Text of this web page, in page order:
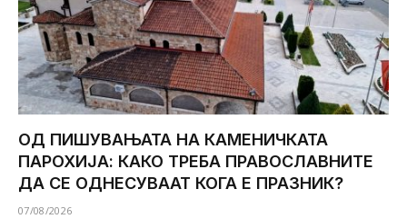
ОД ПИШУВАЊАТА НА КАМЕНИЧКАТА
ПАРОХИЈА: КАКО ТРЕБА ПРАВОСЛАВНИТЕ
ДА СЕ ОДНЕСУВААТ КОГА Е ПРАЗНИК?
07/08/2026